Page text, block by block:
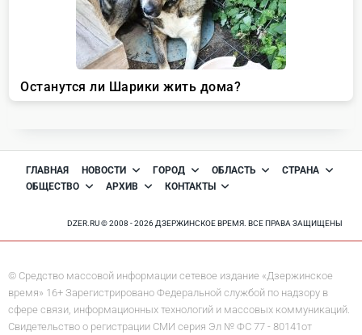
ГЛАВНАЯ НОВОСТИ ГОРОД ОБЛАСТЬ
СТРАНА
ОБЩЕСТВО
АРХИВ КОНТАКТЫ
DZER.RU © 2008 - 2026 ДЗЕРЖИНСКОЕ ВРЕМЯ. ВСЕ ПРАВА ЗАЩИЩЕНЫ
© Средство массовой информации сетевое издание «Дзержинское
время» 16+ Зарегистрировано Федеральной службой по надзору в
сфере связи, информационных технологий и массовых коммуникаций.
Свидетельство о регистрации СМИ серия Эл № ФС 77 - 80141от